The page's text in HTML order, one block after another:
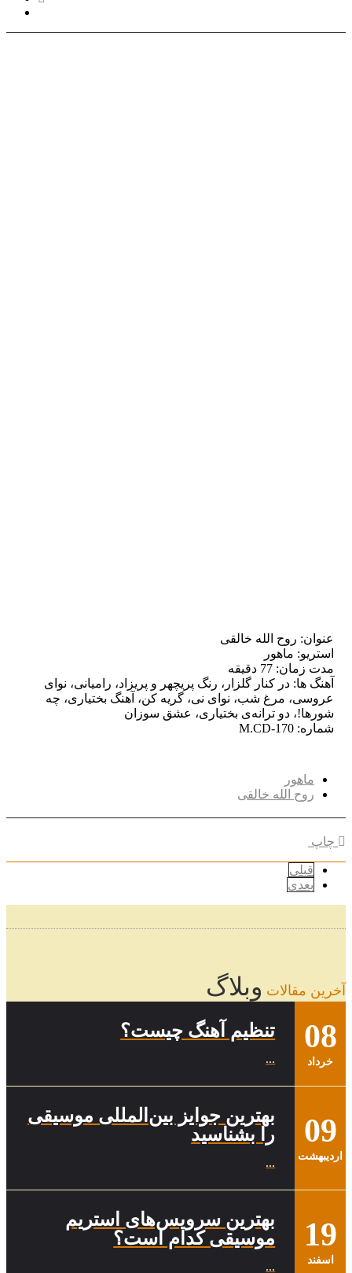
عنوان: روح الله خالقی
استریو: ماهور
مدت زمان: 77 دقیقه
آهنگ ها: در کنار گلزار، رنگ پریچهر و پریزاد، رامیانی، نوای
عروسی، مرغ شب، نوای نی، گریه کن، آهنگ بختیاری، چه
شورها!، دو ترانه‌ی بختیاری، عشق سوزان
شماره: M.CD-170
ماهور
روح الله خالقی
چاپ
قبلی
بعدی
آخرین مقالات وبلاگ
08
خرداد
تنظیم آهنگ چیست؟
...
09
ارديبهشت
بهترین جوایز بین‌المللی موسیقی
را بشناسید
...
19
اسفند
بهترین سرویس‌های استریم
موسیقی کدام است؟
...